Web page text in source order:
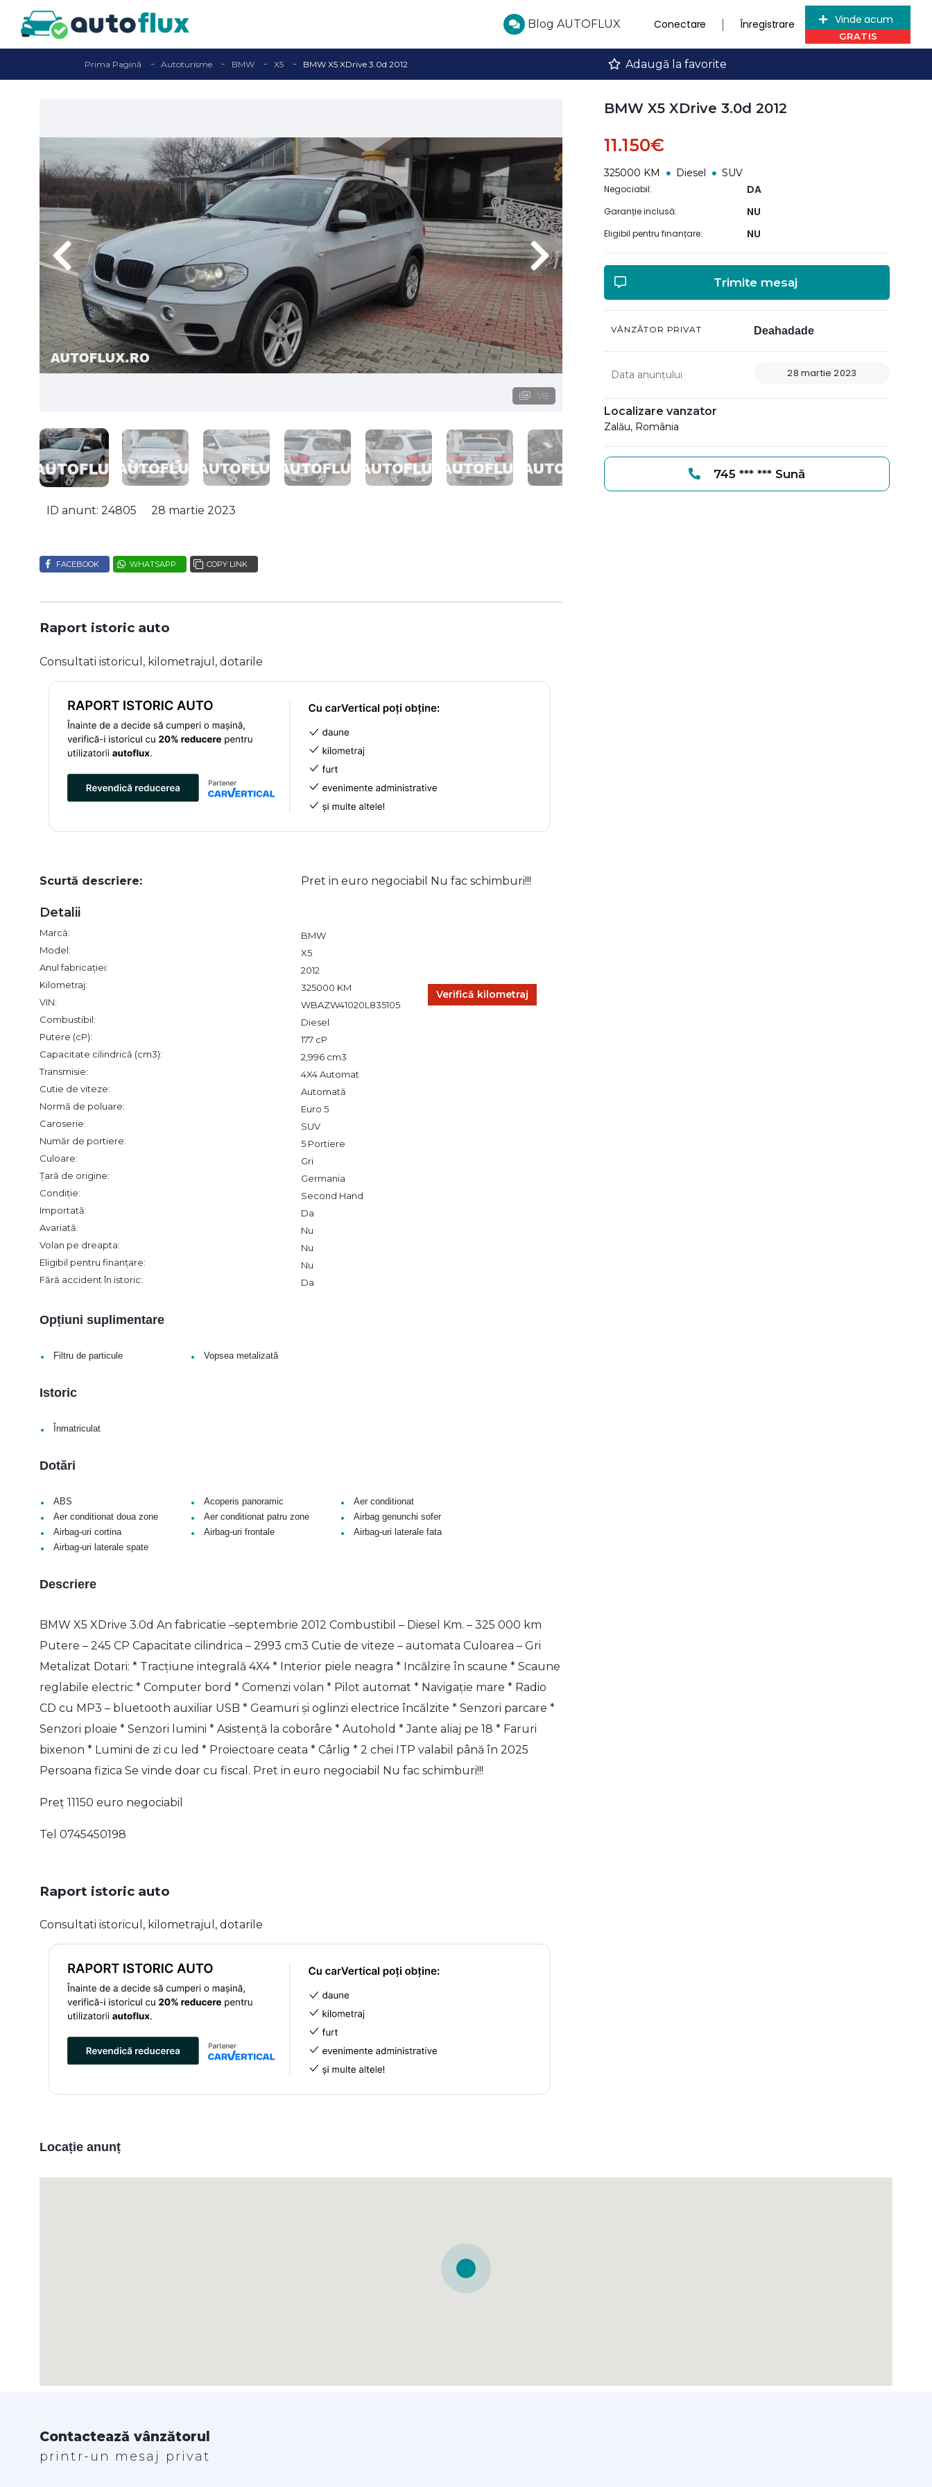
Blog AUTOFLUX Conectare Înregistrare Vinde acum
Prima Pagină Autoturisme BMW X5 BMW X5 XDrive 3.0d 2012 Adaugă la favorite
1/8
ID anunt: 24805 28 martie 2023
FACEBOOK WHATSAPP COPY LINK
Raport istoric auto
Consultati istoricul, kilometrajul, dotarile
Scurtă descriere: Pret in euro negociabil Nu fac schimburi!!!
Verifică kilometraj
Detalii
Marcă:
BMW
Model:
X5
Anul fabricației:
2012
Kilometraj:
325000 KM
VIN:
WBAZW41020L835105
Combustibil:
Diesel
Putere (cP):
177 cP
Capacitate cilindrică (cm3):
2,996 cm3
Transmisie:
4X4 Automat
Cutie de viteze:
Automată
Normă de poluare:
Euro 5
Caroserie:
SUV
Număr de portiere:
5 Portiere
Culoare:
Gri
Țară de origine:
Germania
Condiție:
Second Hand
Importată:
Da
Avariată:
Nu
Volan pe dreapta:
Nu
Eligibil pentru finanțare:
Nu
Fără accident în istoric:
Da
Opțiuni suplimentare
• Filtru de particule • Vopsea metalizată
Istoric
• Înmatriculat
Dotări
• ABS • Acoperis panoramic • Aer conditionat
• Aer conditionat doua zone • Aer conditionat patru zone • Airbag genunchi sofer
• Airbag-uri cortina • Airbag-uri frontale • Airbag-uri laterale fata
• Airbag-uri laterale spate
Descriere
BMW X5 XDrive 3.0d An fabricatie –septembrie 2012 Combustibil – Diesel Km. – 325 000 km
Putere – 245 CP Capacitate cilindrica – 2993 cm3 Cutie de viteze – automata Culoarea – Gri
Metalizat Dotari: * Tracțiune integrală 4X4 * Interior piele neagra * Incălzire în scaune * Scaune
reglabile electric * Computer bord * Comenzi volan * Pilot automat * Navigație mare * Radio
CD cu MP3 – bluetooth auxiliar USB * Geamuri și oglinzi electrice încălzite * Senzori parcare *
Senzori ploaie * Senzori lumini * Asistență la coborâre * Autohold * Jante aliaj pe 18 * Faruri
bixenon * Lumini de zi cu led * Proiectoare ceata * Cârlig * 2 chei ITP valabil până în 2025
Persoana fizica Se vinde doar cu fiscal. Pret in euro negociabil Nu fac schimburi!!!
Preț 11150 euro negociabil
Tel 0745450198
BMW X5 XDrive 3.0d 2012
11.150€
325000 KM Diesel SUV
Negociabil: DA
Garanție inclusă: NU
Eligibil pentru finanțare: NU
Trimite mesaj
VÂNZĂTOR PRIVAT Deahadade
Data anunțului 28 martie 2023
Localizare vanzator
Zalău, România
745 *** *** Sună
Raport istoric auto
Consultati istoricul, kilometrajul, dotarile
Locație anunț
Contactează vânzătorul
printr-un mesaj privat